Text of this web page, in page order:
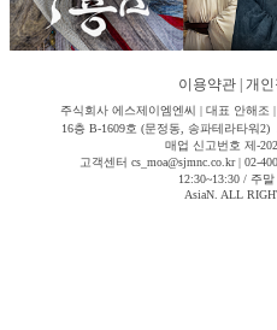
이용약관 개인
주식회사 에스제이엠엔씨 | 대표 안해조
16층 B-1609호 (문정동, 송파테라타워
매업 신고번호 제-
고객센터 cs_moa@sjmnc.co.kr | 02-
12:30~13:30 / 주
AsiaN. ALL